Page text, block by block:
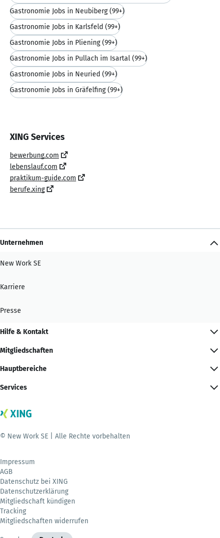
Gastronomie Jobs in Neubiberg(99+)
Gastronomie Jobs in Karlsfeld (99+)
Gastronomie Jobs in Pliening(99+)
Gastronomie Jobs in Pullach im Isartal (99+)
Gastronomie Jobs in Neuried (99+)
Gastronomie Jobs in Gräfelfing(99+)
XING Services
bewerbung.com
lebenslauf.com
praktikum-guide.com
berufe.xing
Unternehmen
New Work SE
Karriere
Presse
Hilfe & Kontakt
Mitgliedschaften
Hauptbereiche
Services
© New Work SE | Alle Rechte vorbehalten
Impressum
AGB
Datenschutz bei XING
Datenschutzerklärung
Mitgliedschaft kündigen
Tracking
Mitgliedschaften widerrufen